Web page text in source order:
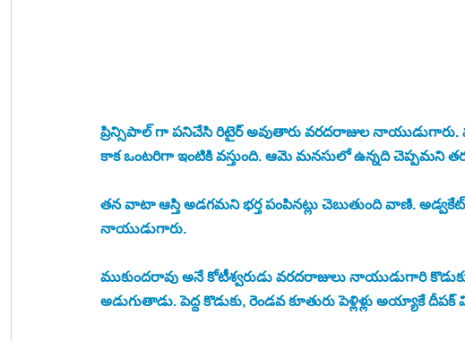
ప్రిన్సిపాల్ గా పనిచేసి రిటైర్ అవుతారు వరదరాజుల నాయుడుగారు.
కాక ఒంటరిగా ఇంటికి వస్తుంది. ఆమె మనసులో ఉన్నది చెప్పమని
తన వాటా ఆస్తి అడగమని భర్త పంపినట్లు చెబుతుంది వాణి.
నాయుడుగారు.
ముకుందరావు అనే కోటీశ్వరుడు వరదరాజులు నాయుడుగారి
అడుగుతాడు. పెద్ద కొడుకు, రెండవ కూతురు పెళ్లిళ్లు అయ్యాకే